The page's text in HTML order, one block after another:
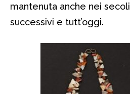
mantenuta anche nei secoli
successivi e tutt’oggi.